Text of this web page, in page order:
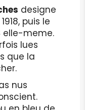
designe
puis le
elle-meme.
lues
que la
nus